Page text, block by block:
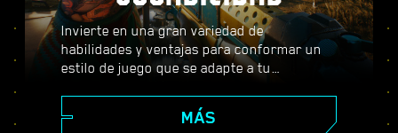
Invierte en una gran variedad de
habilidades y ventajas para conformar un
estilo de juego que se adapte a tu
hackeo e implantes corporales que se
pueden subir de nivel para convertirte en el
MÁS